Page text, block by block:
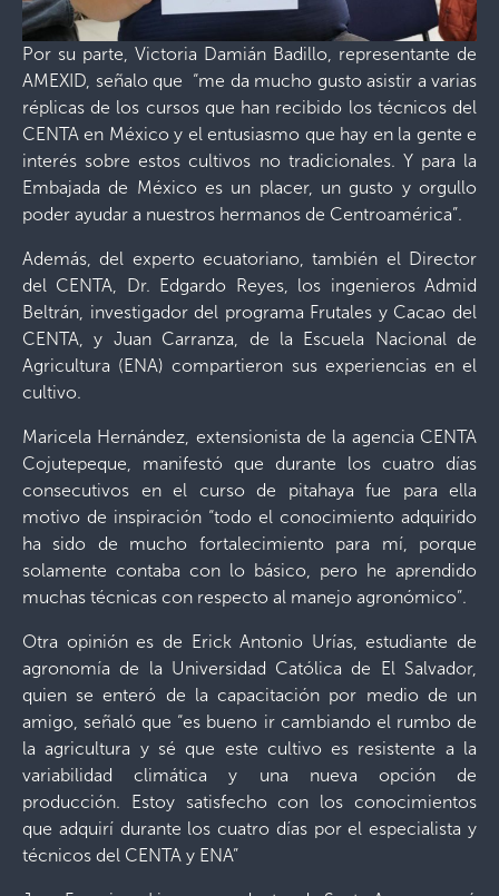
Por su parte, Victoria Damián Badillo, representante de
AMEXID, señalo que “me da mucho gusto asistir a varias
réplicas de los cursos que han recibido los técnicos del
CENTA en México y el entusiasmo que hay en la gente e
interés sobre estos cultivos no tradicionales. Y para la
Embajada de México es un placer, un gusto y orgullo
poder ayudar a nuestros hermanos de Centroamérica”.
Además, del experto ecuatoriano, también el Director
del CENTA, Dr. Edgardo Reyes, los ingenieros Admid
Beltrán, investigador del programa Frutales y Cacao del
CENTA, y Juan Carranza, de la Escuela Nacional de
Agricultura (ENA) compartieron sus experiencias en el
cultivo.
Maricela Hernández, extensionista de la agencia CENTA
Cojutepeque, manifestó que durante los cuatro días
consecutivos en el curso de pitahaya fue para ella
motivo de inspiración “todo el conocimiento adquirido
ha sido de mucho fortalecimiento para mí, porque
solamente contaba con lo básico, pero he aprendido
muchas técnicas con respecto al manejo agronómico”.
Otra opinión es de Erick Antonio Urías, estudiante de
agronomía de la Universidad Católica de El Salvador,
quien se enteró de la capacitación por medio de un
amigo, señaló que “es bueno ir cambiando el rumbo de
la agricultura y sé que este cultivo es resistente a la
variabilidad climática y una nueva opción de
producción. Estoy satisfecho con los conocimientos
que adquirí durante los cuatro días por el especialista y
técnicos del CENTA y ENA”